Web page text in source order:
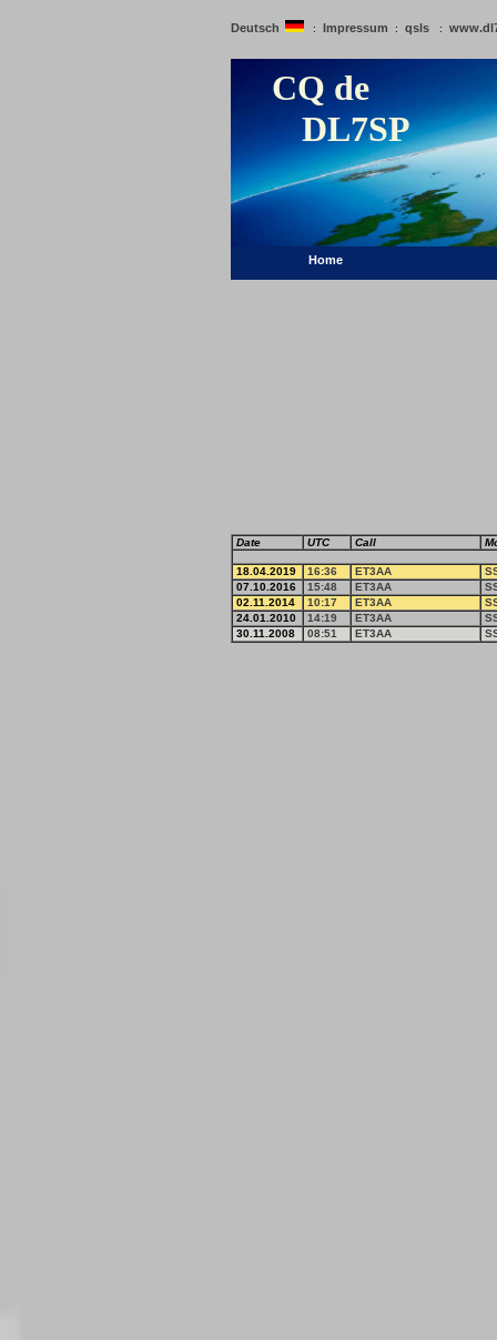
Deutsch : Impressum : qsls :
CQ de
DL7SP
Home
Date UTC Call
18.04.2019 16:36 ET3AA
07.10.2016
15:48 ET3AA
02.11.2014
10:17 ET3AA
24.01.2010
14:19 ET3AA
30.11.2008
08:51 ET3AA